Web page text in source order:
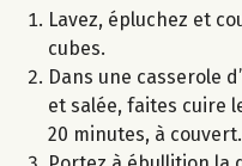
Lavez, épluchez et
cubes.
Dans une casserole
et salée, faites cuire
20 minutes, à couvert.